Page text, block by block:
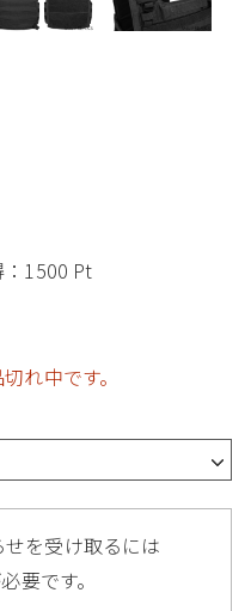
1500 Pt
れ中です。
を受け取るには
要です。